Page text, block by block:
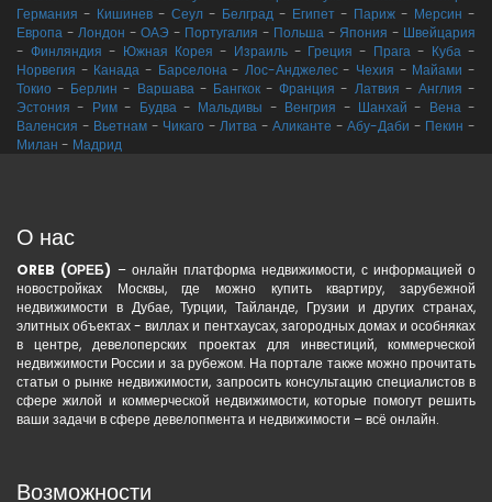
Германия - Кишинев - Сеул - Белград - Египет - Париж - Мерсин -
Европа - Лондон - ОАЭ - Португалия - Польша - Япония - Швейцария
- Финляндия - Южная Корея - Израиль- Греция - Прага - Куба -
Норвегия - Канада - Барселона- Лос-Анджелес- Чехия - Майами -
Токио - Берлин - Варшава- Бангкок-Франция - Латвия - Англия -
Эстония - Рим- Будва- Мальдивы - Венгрия - Шанхай - Вена-
Валенсия - Вьетнам - Чикаго -Литва -Аликанте -Абу-Даби - Пекин -
Милан - Мадрид
О нас
OREB (ОРЕБ) – онлайн платформа недвижимости, с информацией о
новостройках Москвы, где можно купить квартиру, зарубежной
недвижимости в Дубае, Турции, Тайланде, Грузии и других странах,
элитных объектах - виллах и пентхаусах, загородных домах и особняках
в центре, девелоперских проектах для инвестиций, коммерческой
недвижимости России и за рубежом. На портале также можно прочитать
статьи о рынке недвижимости, запросить консультацию специалистов в
сфере жилой и коммерческой недвижимости, которые помогут решить
ваши задачи в сфере девелопмента и недвижимости – всё онлайн.
Возможности